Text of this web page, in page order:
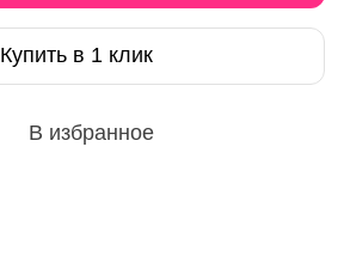
Купить в 1 клик
В избранное